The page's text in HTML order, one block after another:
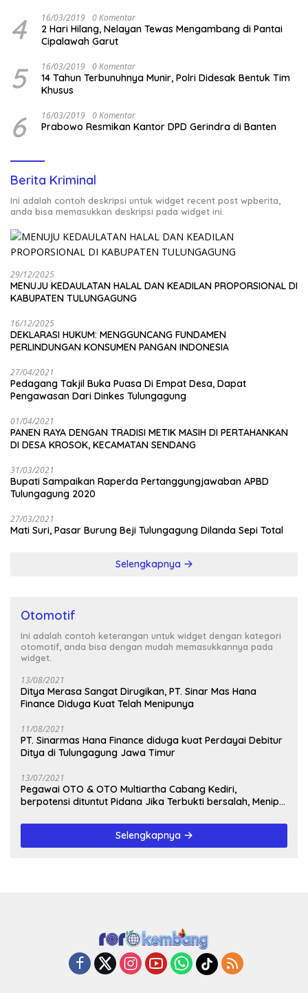
4 16/03/2019 0 Komentar
2 Hari Hilang, Nelayan Tewas Mengambang di Pantai
Cipalawah Garut
5 16/03/2019 0 Komentar
14 Tahun Terbunuhnya Munir, Polri Didesak Bentuk Tim
Khusus
6 16/03/2019 0 Komentar
Prabowo Resmikan Kantor DPD Gerindra di Banten
Berita Kriminal
Ini adalah contoh deskripsi untuk widget recent post wpberita,
anda bisa memasukkan deskripsi pada widget ini.
29/12/2025
MENUJU KEDAULATAN HALAL DAN KEADILAN PROPORSIONAL DI
KABUPATEN TULUNGAGUNG
16/12/2025
DEKLARASI HUKUM: MENGGUNCANG FUNDAMEN
PERLINDUNGAN KONSUMEN PANGAN INDONESIA
27/04/2021
Pedagang Takjil Buka Puasa Di Empat Desa, Dapat
Pengawasan Dari Dinkes Tulungagung
01/04/2021
PANEN RAYA DENGAN TRADISI METIK MASIH DI PERTAHANKAN
DI DESA KROSOK, KECAMATAN SENDANG
31/03/2021
Bupati Sampaikan Raperda Pertanggungjawaban APBD
Tulungagung 2020
27/03/2021
Mati Suri, Pasar Burung Beji Tulungagung Dilanda Sepi Total
Selengkapnya
Otomotif
Ini adalah contoh keterangan untuk widget dengan kategori
otomotif, anda bisa dengan mudah memasukkannya pada
widget.
13/08/2021
Ditya Merasa Sangat Dirugikan, PT. Sinar Mas Hana
Finance Diduga Kuat Telah Menipunya
11/08/2021
PT. Sinarmas Hana Finance diduga kuat Perdayai Debitur
Ditya di Tulungagung Jawa Timur
13/07/2021
Pegawai OTO & OTO Multiartha Cabang Kediri,
berpotensi dituntut Pidana Jika Terbukti bersalah, Menipu
Selengkapnya